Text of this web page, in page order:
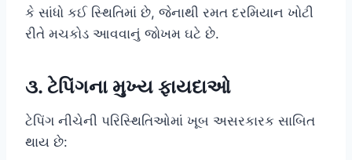
કે સાંધો કઈ સ્થિતિમાં છે, જેનાથી રમત દરમિયાન ખોટી
રીતે મચકોડ આવવાનું જોખમ ઘટે છે.
૩. ટેપિંગના મુખ્ય ફાયદાઓ
ટેપિંગ નીચેની પરિસ્થિતિઓમાં ખૂબ અસરકારક સાબિત
થાય છે: